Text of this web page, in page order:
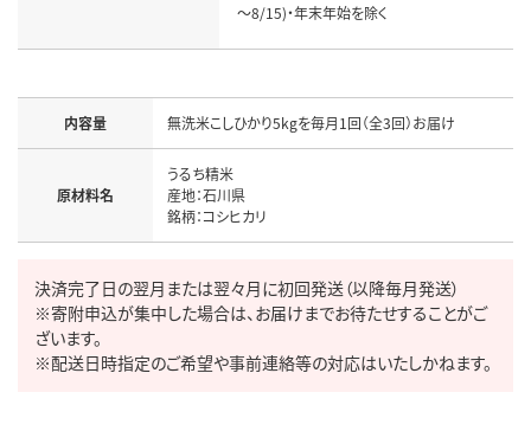
～8/15)・年末年始を除く
内容量 無洗米こしひかり5kgを毎月1回（全3回）お届け
原材料名
うるち精米
産地：石川県
銘柄：コシヒカリ
決済完了日の翌月または翌々月に初回発送（以降毎月発送）
※寄附申込が集中した場合は、お届けまでお待たせすることがご
ざいます。
※配送日時指定のご希望や事前連絡等の対応はいたしかねます。